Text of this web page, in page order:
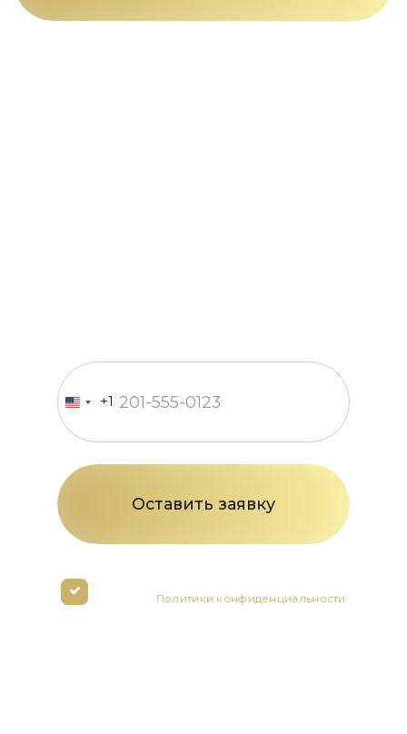
United
+1
+1
Нажимая кнопку вы соглашаетесь с
условиями Политики конфиденциальности